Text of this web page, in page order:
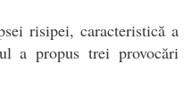
risipei, caracteristică a
a propus trei provocări